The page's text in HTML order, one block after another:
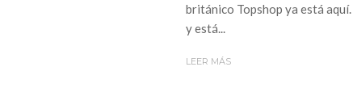
británico Topshop ya está
y está...
LEER MÁS